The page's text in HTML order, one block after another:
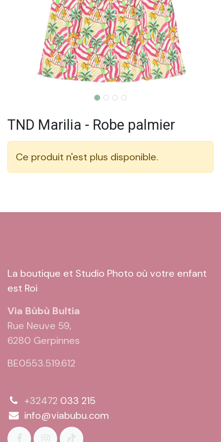
TND Marilia - Robe palmier
Ce produit n'est plus disponible.
La boutique et Studio Photo où votre enfant
est Roi
Via Bùbù Bultia
Rue Neuve 59,
6280 Gerpinnes
BE0553.519.612
+32472 033 215
info@viabubu.com